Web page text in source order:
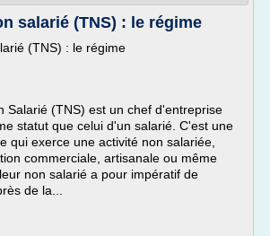
salarié (TNS) : le régime
(TNS) : le régime
Salarié (TNS) est un chef d'entreprise
statut que celui d'un salarié. C'est une
qui exerce une activité non salariée,
commerciale, artisanale ou même
non salarié a pour impératif de
de la...